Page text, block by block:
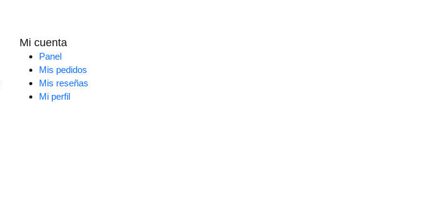
Mi cuenta
Panel
Mis pedidos
Mis reseñas
Mi perfil